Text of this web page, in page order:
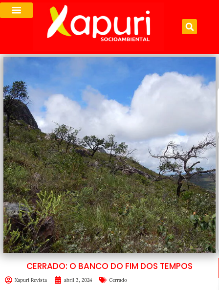
CERRADO: O BANCO DO FIM DOS TEMPOS
Xapuri Revista abril 3, 2024 Cerrado